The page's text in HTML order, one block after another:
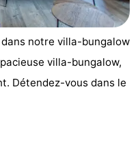
notre villa-bungalow
villa-bungalow,
Détendez-vous dans le